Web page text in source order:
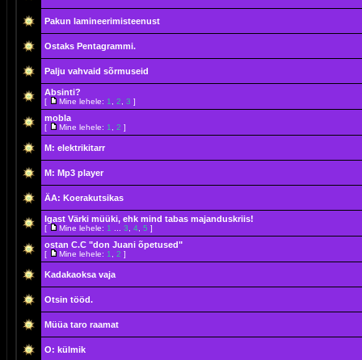
Pakun lamineerimisteenust
Ostaks Pentagrammi.
Palju vahvaid sõrmuseid
Absinti?
[ Mine lehele: 1 2 3 ]
mobla
[ Mine lehele: 1 2 ]
M: elektrikitarr
M: Mp3 player
ÄA: Koerakutsikas
Igast Värki müüki, ehk mind tabas majanduskriis!
[ Mine lehele: 1 3 4 5 ]
ostan C.C "don Juani õpetused"
[ Mine lehele: 1 2 ]
Kadakaoksa vaja
Otsin tööd.
Müüa taro raamat
O: külmik